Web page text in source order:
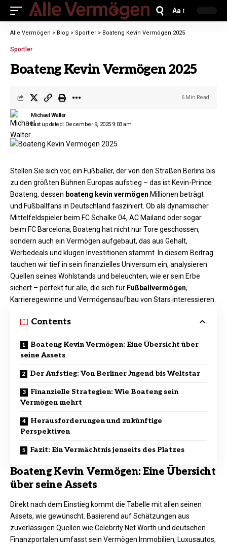
Aa
Alle Vermögen > Blog > Sportler > Boateng Kevin Vermögen 2025
Sportler
Boateng Kevin Vermögen 2025
Last updated: December 9, 2025 9:03 am
Michael Walter
6 Min Read
Stellen Sie sich vor, ein Fußballer, der von den Straßen Berlins bis
zu den größten Bühnen Europas aufstieg – das ist Kevin-Prince
Boateng, dessen boateng kevin vermögen Millionen beträgt
und Fußballfans in Deutschland fasziniert. Ob als dynamischer
Mittelfeldspieler beim FC Schalke 04, AC Mailand oder sogar
beim FC Barcelona, Boateng hat nicht nur Tore geschossen,
sondern auch ein Vermögen aufgebaut, das aus Gehalt,
Werbedeals und klugen Investitionen stammt. In diesem Beitrag
tauchen wir tief in sein finanzielles Universum ein, analysieren
Quellen seines Wohlstands und beleuchten, wie er sein Erbe
sichert – perfekt für alle, die sich für Fußballvermögen,
Karrieregewinne und Vermögensaufbau von Stars interessieren.
Contents
Boateng Kevin Vermögen: Eine Übersicht über
seine Assets
Der Aufstieg: Von Berliner Jugend bis Weltstar
Finanzielle Strategien: Wie Boateng sein
Vermögen mehrt
Herausforderungen und zukünftige
Perspektiven
Fazit: Ein Vermächtnis jenseits des Platzes
Boateng Kevin Vermögen: Eine Übersicht
über seine Assets
Direkt nach dem Einstieg kommt die Tabelle mit allen seinen
Assets, wie gewünscht. Basierend auf Schätzungen aus
zuverlässigen Quellen wie Celebrity Net Worth und deutschen
Finanzportalen umfasst sein Vermögen Immobilien, Luxusautos,